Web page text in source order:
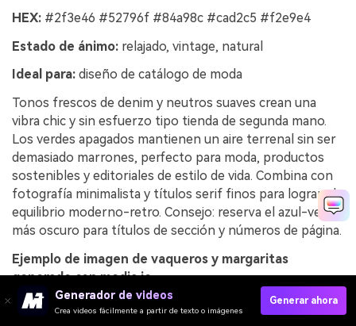
HEX: #2f3e46 #52796f #84a98c #cad2c5 #f2e9e4
Estado de ánimo: relajado, vintage, natural
Ideal para: diseño de catálogo de moda
Tonos frescos de denim y neutros suaves crean una
vibra chic y sin esfuerzo tipo tienda de segunda mano.
Los verdes apagados mantienen un aire terrenal sin ser
demasiado marrones, perfecto para moda, productos
sostenibles y editoriales de estilo de vida. Combina con
fotografía minimalista y títulos serif finos para lograr el
equilibrio moderno-retro. Consejo: reserva el azul-verde
más oscuro para títulos de sección y números de página.
Ejemplo de imagen de vaqueros y margaritas
generado con media.io
Generador de videos
Crea videos fácilmente a partir de texto o imágenes
Generar ahora